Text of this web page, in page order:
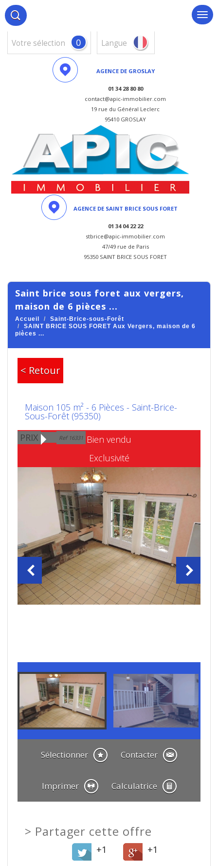
votre sélection 0 Langue
AGENCE DE GROSLAY
01 34 28 80 80
contact@apic-immobilier.com
19 rue du Général Leclerc
95410 GROSLAY
AGENCE DE SAINT BRICE SOUS FORET
01 34 04 22 22
stbrice@apic-immobilier.com
47/49 rue de Paris
95350 SAINT BRICE SOUS FORET
saint brice sous foret aux vergers,
maison de 6 pièces ...
Accueil
Saint-Brice-sous-Forêt
SAINT BRICE SOUS FORET Aux Vergers, maison de 6
pièces ...
< Retour
Maison 105 m² - 6 Pièces - Saint-Brice-
Sous-Forêt (95350)
PRIX
Ref 16331
Bien vendu
Exclusivité
Sélectionner Contacter
Imprimer Calculatrice
Partager cette offre
+1 +1